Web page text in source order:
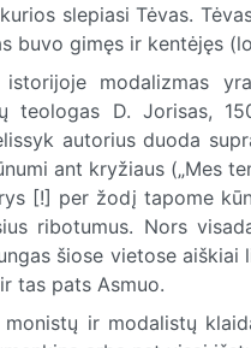
kurios slepiasi Tėvas.
buvo gimęs ir kentėjęs
istorijoje modalizmas
teologas D. Jorisas,
autorius duoda
ant kryžiaus („Mes
[!] per žodį tapome
ribotumus. Nors
šiose vietose aiškiai
tas pats Asmuo.
monistų ir modalistų